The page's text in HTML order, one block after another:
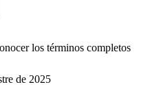
los términos completos
de 2025